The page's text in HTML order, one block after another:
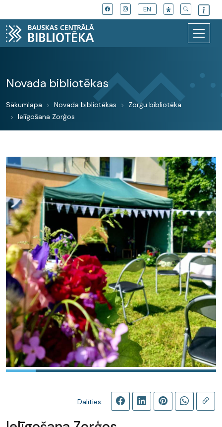
EN
Novada bibliotēkas
Sākumlapa Novada bibliotēkas
Zorģu bibliotēka
Ielīgošana Zorģos
Dalīties: